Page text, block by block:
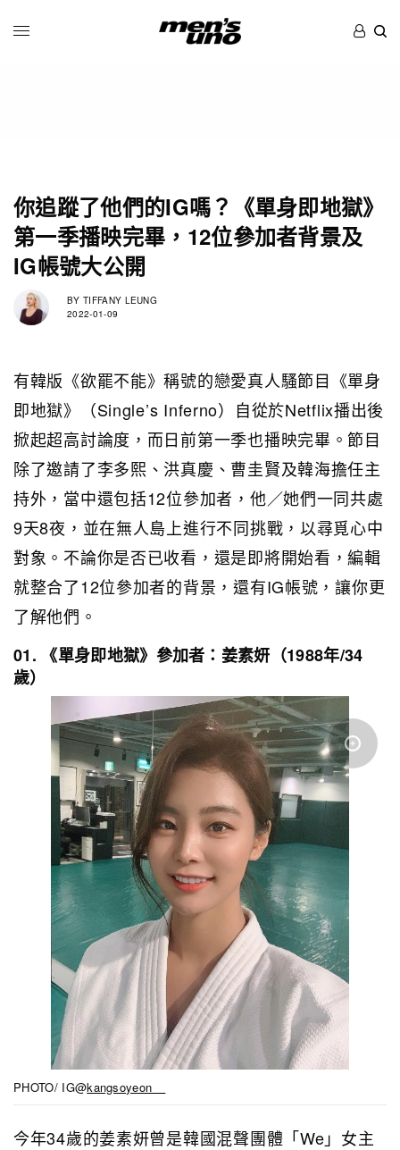
你追蹤了他們的IG嗎？《單身即地獄》
第一季播映完畢，12位參加者背景及
IG帳號大公開
BY TIFFANY LEUNG
2022-01-09
有韓版《欲罷不能》稱號的戀愛真人騷節目《單身
即地獄》（Single’s Inferno）自從於Netflix播出後
掀起超高討論度，而日前第一季也播映完畢 。節目
除了邀請了李多熙、洪真慶、曹圭賢及韓海擔任主
持外，當中還包括12位參加者，他／她們一同共處
9天8夜，並在無人島上進行不同挑戰，以尋覓心中
對象。不論你是否已收看，還是即將開始看，編輯
就整合了12位參加者的背景 ，還有IG帳號 ，讓你更
了解他們。
01. 《單身即地獄》參加者：姜素妍（1988年/34
歲）
PHOTO/ IG@kangsoyeon__
今年34歲的姜素妍曾是韓國混聲團體「We」女主